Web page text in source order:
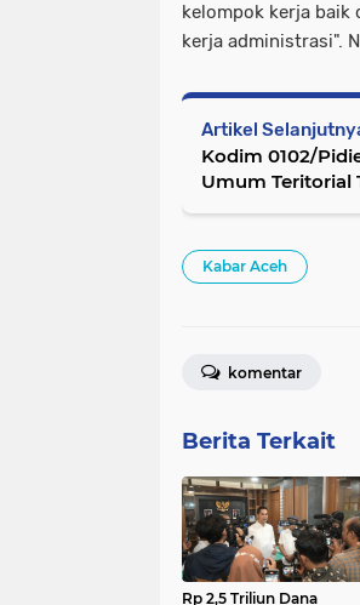
kelompok kerja baik
kerja administrasi".
Artikel
Kodim 0102/
Umum Teritorial
Kabar Aceh
komentar
Berita Terkait
Rp 2,5 Triliun Dana